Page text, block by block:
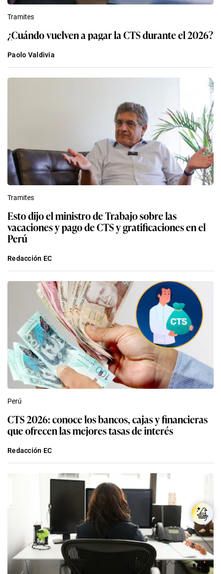
Tramites
¿Cuándo vuelven a pagar la CTS durante el 2026?
Paolo Valdivia
Tramites
Esto dijo el ministro de Trabajo sobre las
vacaciones y pago de CTS y gratificaciones en el
Perú
Redacción EC
Perú
CTS 2026: conoce los bancos, cajas y financieras
que ofrecen las mejores tasas de interés
Redacción EC